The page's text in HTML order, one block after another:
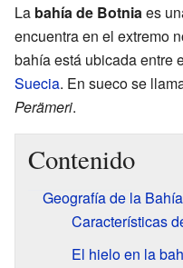
La bahía de Botniaes
encuentra en el extremo
bahía está ubicada entre
Suecia. En sueco se
Perämeri.
Contenido
Geografía de la
Características
El hielo en la